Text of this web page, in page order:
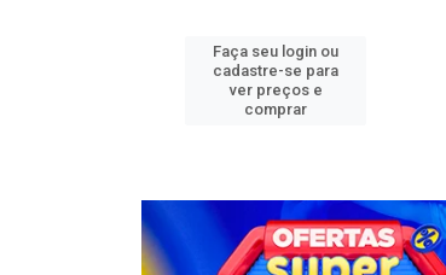
Faça seu login ou
cadastre-se para
ver preços e
comprar